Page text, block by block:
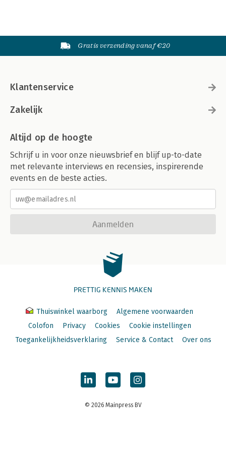
Gratis verzending vanaf €20
Klantenservice
Zakelijk
Altijd op de hoogte
Schrijf u in voor onze nieuwsbrief en blijf up-to-date
met relevante interviews en recensies, inspirerende
events en de beste acties.
Aanmelden
PRETTIG KENNIS MAKEN
Thuiswinkel waarborg
Algemene voorwaarden
Colofon
Privacy Cookies
Cookie instellingen
Toegankelijkheidsverklaring
Service & Contact Over ons
© 2026 Mainpress BV